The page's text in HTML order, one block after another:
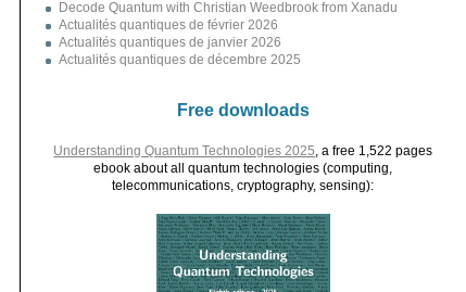
Decode Quantum with Christian Weedbrook from Xanadu
Actualités quantiques de février 2026
Actualités quantiques de janvier 2026
Actualités quantiques de décembre 2025
Free downloads
Understanding Quantum Technologies 2025 , a free 1,522 pages
ebook about all quantum technologies (computing,
telecommunications, cryptography, sensing):